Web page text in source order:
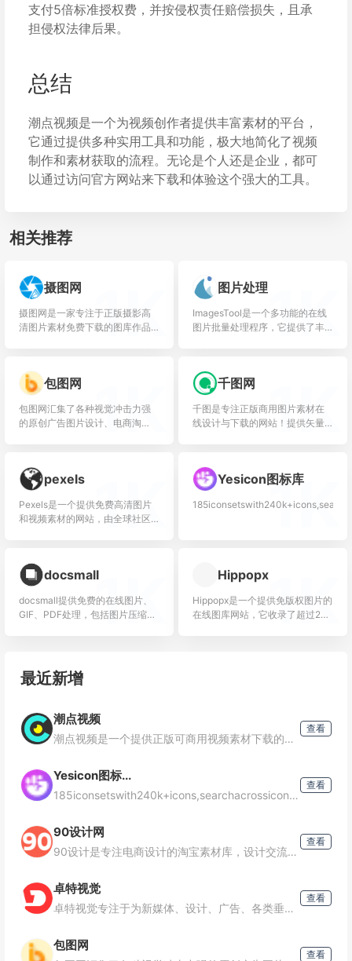
支付5倍标准授权费，并按侵权责任赔偿损失，且承
担侵权法律后果。
总结
潮点视频是一个为视频创作者提供丰富素材的平台，
它通过提供多种实用工具和功能，极大地简化了视频
制作和素材获取的流程。无论是个人还是企业，都可
以通过访问官方网站来下载和体验这个强大的工具。
相关推荐
摄图网
摄图网是一家专注于正版摄影高
清图片素材免费下载的图库作品
居,外景,背...
1K 图片处理
ImagesTool是一个多功能的在线
图片批量处理程序，它提供了丰
性以及无限文件转换的能...
1K
包图网
包图网汇集了各种视觉冲击力强
的原创广告图片设计、电商淘
饰装修等素材，由顶尖的设计师
供稿，符...
1K 千图网
千图是专注正版商用图片素材在
线设计与下载的网站！提供矢量
视频素材、插画绘画、海报设...
1K
pexels
Pexels是一个提供免费高清图片
和视频素材的网站，由全球社区
和商业项目，无需担心版权问...
1K Yesicon图标库
1K
docsmall
docsmall提供免费的在线图片、
GIF、PDF处理，包括图片压缩、
1K Hippopx
Hippopx是一个提供免版权图片的
在线图库网站，它收录了超过20
1K
最近新增
潮点视频
潮点视频是一个提供正版可商用视频素材下载的平台。它拥有一个庞大的创意素材库，包括实拍视频、视频模板、图片和配乐等多种类型的素材。素材库内容实拍视频：超过50万+的视频素材视频模板：超过80万
查看
Yesicon图标...
185iconsetswith240k+icons,searchacrossiconsetsinmultiplelanguages,richfilteringbytypeandstyle,quickc
查看
90设计网
90设计是专注电商设计的淘宝素材库，设计交流、学习与分享一体的平台，让电商设计（淘宝美工）找灵感和素材更效率。
查看
卓特视觉
卓特视觉专注于为新媒体、设计、广告、各类垂直行业及个人用户提供正版素材内容及数字资产管理解决方案。整合全球范围内的高质量图片、矢量插画、高清视频及音效音乐等素材资源，成功为众多知名企业如联想、微软、联
查看
包图网
查看